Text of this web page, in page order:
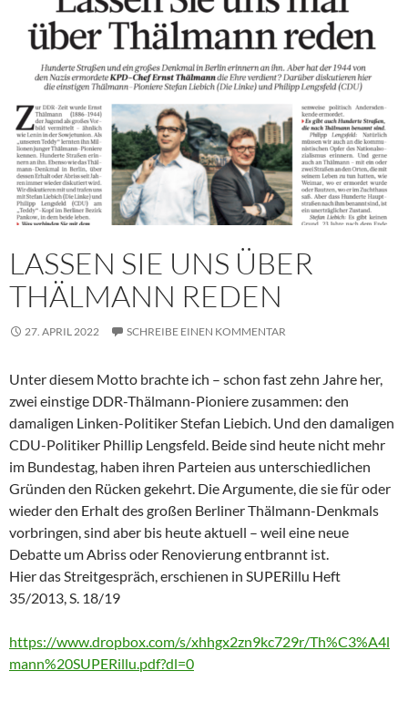
LASSEN SIE UNS ÜBER
THÄLMANN REDEN
27. APRIL 2022 SCHREIBE EINEN KOMMENTAR
Unter diesem Motto brachte ich – schon fast zehn Jahre her,
zwei einstige DDR-Thälmann-Pioniere zusammen: den
damaligen Linken-Politiker Stefan Liebich. Und den damaligen
CDU-Politiker Phillip Lengsfeld. Beide sind heute nicht mehr
im Bundestag, haben ihren Parteien aus unterschiedlichen
Gründen den Rücken gekehrt. Die Argumente, die sie für oder
wieder den Erhalt des großen Berliner Thälmann-Denkmals
vorbringen, sind aber bis heute aktuell – weil eine neue
Debatte um Abriss oder Renovierung entbrannt ist.
Hier das Streitgespräch, erschienen in SUPERillu Heft
35/2013, S. 18/19
https://www.dropbox.com/s/xhhgx2zn9kc729r/Th%C3%A4l
mann%20SUPERillu.pdf?dl=0